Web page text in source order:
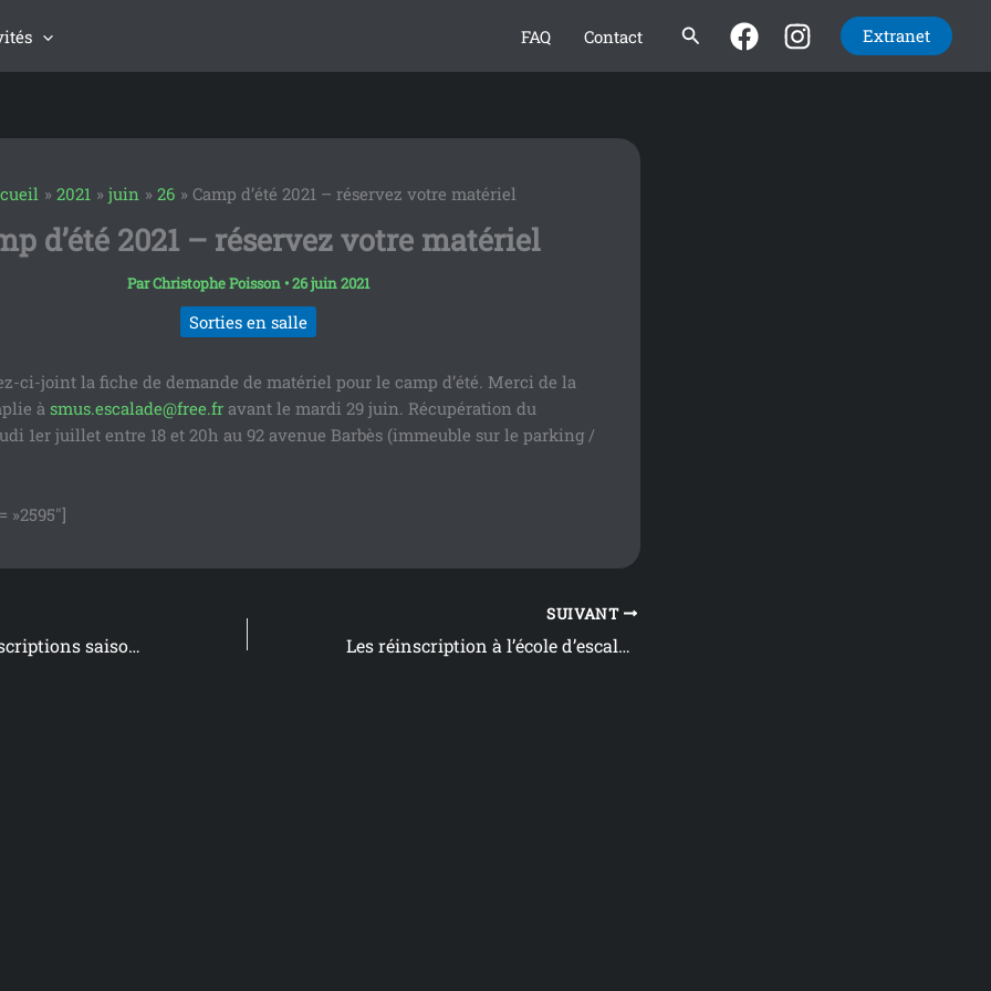
FAQ Contact Rechercher Extranet
2021 juin 26 Camp d’été 2021 – réservez votre matériel
d’été 2021 – réservez votre matériel
ParChristophe Poisson •26 juin 2021
Sorties en salle
ci-joint la fiche de demande de matériel pour le camp d’été. Merci de la
à smus.escalade@free.fravant le mardi 29 juin. Récupération du
1er juillet entre 18 et 20h au 92 avenue Barbès (immeuble sur le parking /
»2595″]
Ouverture des inscriptions saison 2021-2022
SUIVANT
Les réinscription à l’école d’escalade ont débutées.